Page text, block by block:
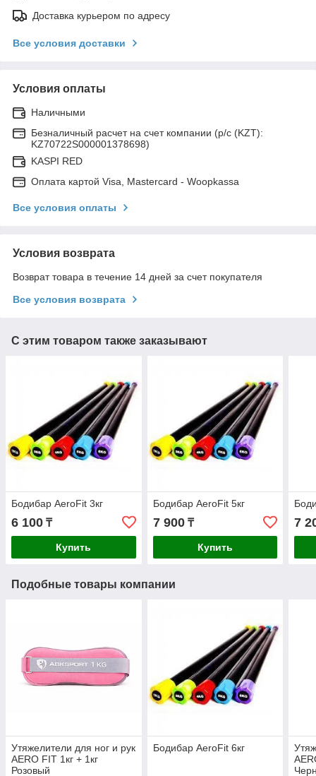
Доставка курьером по адресу
Все условия доставки
Условия оплаты
Наличными
Безналичный расчет на счет компании (р/с (KZT):
KZ70722S000001378698)
KASPI RED
Оплата картой Visa, Mastercard - Woopkassa
Все условия оплаты
Условия возврата
Возврат товара в течение 14 дней за счет покупателя
Все условия возврата
С этим товаром также заказывают
Бодибар AeroFit 3кг
6 100 ₸
Купить
Бодибар AeroFit 5кг
7 900₸
Купить
7
Подобные товары компании
Утяжелители для ног и рук
AERO FIT 1кг + 1кг
Розовый
Бодибар AeroFit 6кг